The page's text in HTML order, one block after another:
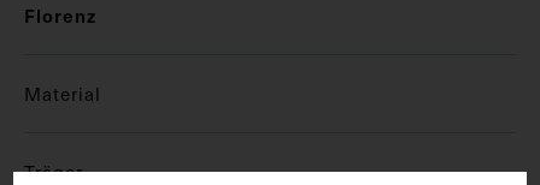
Florenz
Material
Träger